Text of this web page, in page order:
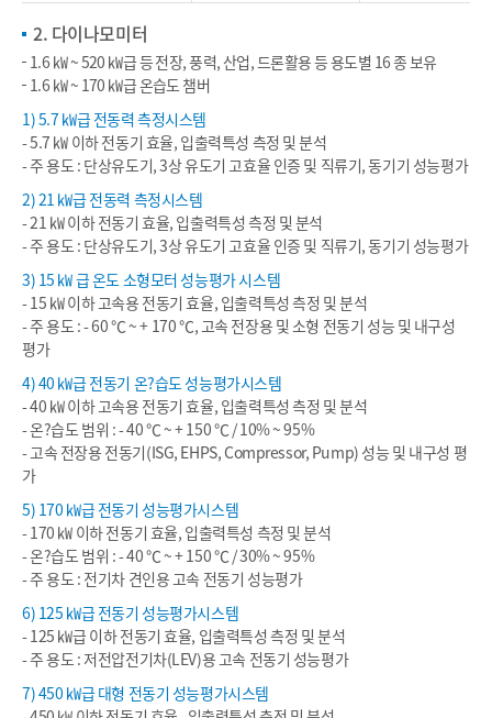
2. 다이나모미터
1.6 ㎾ ~ 520 ㎾급 등 전장, 풍력, 산업, 드론활용 등 용도별 16 종 보유
1.6 ㎾ ~ 170 ㎾급 온습도 챔버
1) 5.7 ㎾급 전동력 측정시스템
- 5.7 ㎾ 이하 전동기 효율, 입출력특성 측정 및 분석
- 주 용도 : 단상유도기, 3상 유도기 고효율 인증 및 직류기, 동기기 성능평가
2) 21 ㎾급 전동력 측정시스템
- 21 ㎾ 이하 전동기 효율, 입출력특성 측정 및 분석
- 주 용도 : 단상유도기, 3상 유도기 고효율 인증 및 직류기, 동기기 성능평가
3) 15 ㎾ 급 온도 소형모터 성능평가 시스템
- 15 ㎾ 이하 고속용 전동기 효율, 입출력특성 측정 및 분석
- 주 용도 : - 60 ℃ ~ + 170 ℃, 고속 전장용 및 소형 전동기 성능 및 내구성
평가
4) 40 ㎾급 전동기 온?습도 성능평가시스템
- 40 ㎾ 이하 고속용 전동기 효율, 입출력특성 측정 및 분석
- 온?습도 범위 : - 40 ℃ ~ + 150 ℃ / 10% ~ 95%
- 고속 전장용 전동기(ISG, EHPS, Compressor, Pump) 성능 및 내구성 평
가
5) 170 ㎾급 전동기 성능평가시스템
- 170 ㎾ 이하 전동기 효율, 입출력특성 측정 및 분석
- 온?습도 범위 : - 40 ℃ ~ + 150 ℃ / 30% ~ 95%
- 주 용도 : 전기차 견인용 고속 전동기 성능평가
6) 125 ㎾급 전동기 성능평가시스템
- 125 ㎾급 이하 전동기 효율, 입출력특성 측정 및 분석
- 주 용도 : 저전압전기차(LEV)용 고속 전동기 성능평가
7) 450 ㎾급 대형 전동기 성능평가시스템